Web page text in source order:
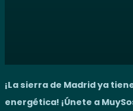
¡La sierra de Madrid ya
energética! ¡Únete a